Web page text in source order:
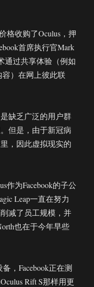
格收购了Oculus，押
首席执行官Mark
通过共享体验（例如
）在网上彼此联
缺乏广泛的用户群
但是，由于新冠病
，因此虚拟现实的
作为Facebook的子公
Leap一直在努力
减了员工规模，并
也在于今年早些
，Facebook正在测
Rift S那样用更